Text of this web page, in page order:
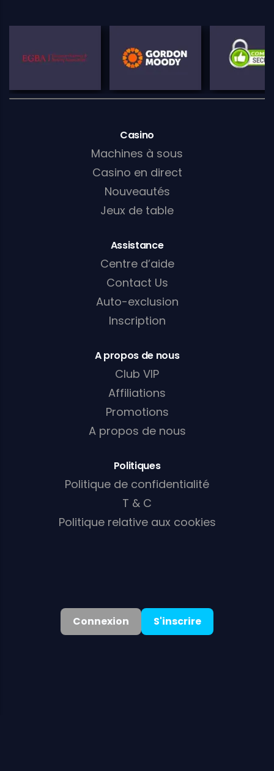
Casino
Machines à sous
Casino en direct
Nouveautés
Jeux de table
Assistance
Centre d’aide
Contact Us
Auto-exclusion
Inscription
A propos de nous
Club VIP
Affiliations
Promotions
A propos de nous
Politiques
Politique de confidentialité
T & C
Politique relative aux cookies
. Tous droits réservés
Connexion S'inscrire